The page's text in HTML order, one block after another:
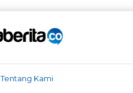
Tentang Kami